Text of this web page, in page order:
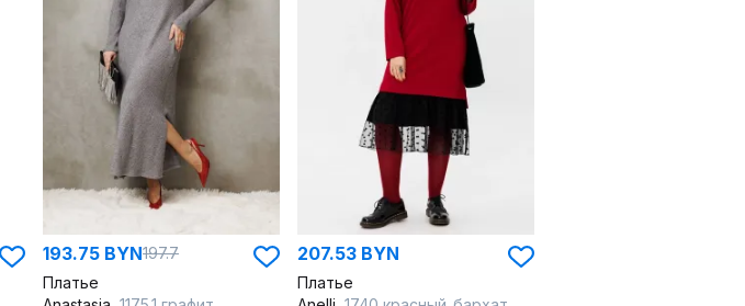
193.75 BYN197.7
Платье
207.53 BYN
Платье